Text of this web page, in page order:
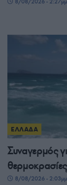
8/08/2026 - 2:27μμ
ΕΛΛΑΔΑ
Συναγερμός
8/08/2026 - 2:03μμ